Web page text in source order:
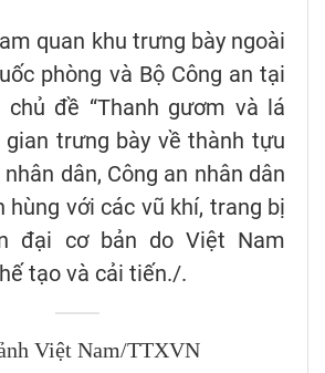
quan khu trưng bày ngoài
phòng và Bộ Công an tại
đề “Thanh gươm và lá
gian trưng bày về thành tựu
dân, Công an nhân dân
hùng với các vũ khí, trang bị
đại cơ bản do Việt Nam
tạo và cải tiến./.
Việt Nam/TTXVN